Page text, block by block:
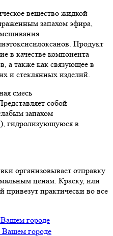
вещество жидкой
запахом эфира,
Продукт
в качестве компонента
а также как связующее в
и стеклянных изделий.
смесь
собой
запахом
гидролизующуюся в
организовывает отправку
ценам. Краску, или
практически во все